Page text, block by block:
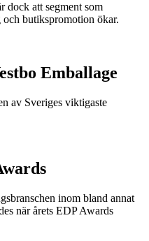
dock att segment som
butikspromotion ökar.
Emballage
av Sveriges viktigaste
inom bland annat
när årets EDP Awards